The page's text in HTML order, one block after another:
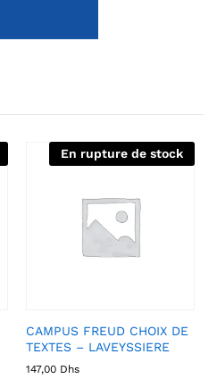
En rupture de stock
CAMPUS FREUD CHOIX DE
TEXTES – LAVEYSSIERE
147,00 Dhs